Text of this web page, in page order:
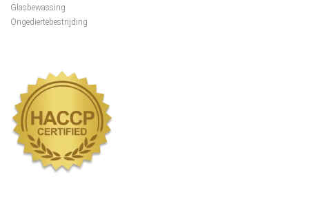
Glasbewassing
Ongediertebestrijding